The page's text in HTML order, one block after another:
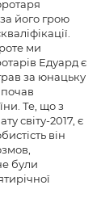
його грою
ми
Едуард є
за юнацьку
Те, що з
світу-2017, є
він
були